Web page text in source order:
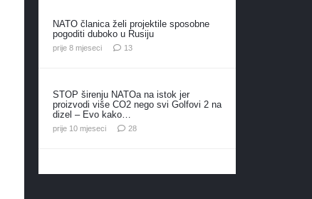
NATO članica želi projektile sposobne
pogoditi duboko u Rusiju
prije 8 mjeseci 13komentara
STOP širenju NATOa na istok jer
proizvodi više CO2 nego svi Golfovi 2 na
dizel – Evo kako…
prije 10 mjeseci 28komentara